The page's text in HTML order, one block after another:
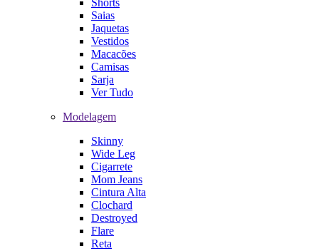
Shorts
Saias
Jaquetas
Vestidos
Macacões
Camisas
Sarja
Ver Tudo
Modelagem
Skinny
Wide Leg
Cigarrete
Mom Jeans
Cintura Alta
Clochard
Destroyed
Flare
Reta